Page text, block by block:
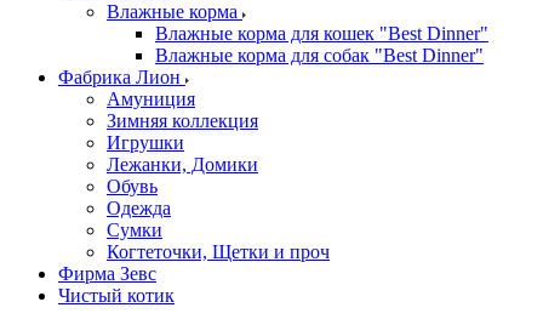
Влажные корма
Влажные корма для кошек "Best Dinner"
Влажные корма для собак "Best Dinner"
Фабрика Лион
Амуниция
Зимняя коллекция
Игрушки
Лежанки, Домики
Обувь
Одежда
Сумки
Когтеточки, Щетки и проч
Фирма Зевс
Чистый котик